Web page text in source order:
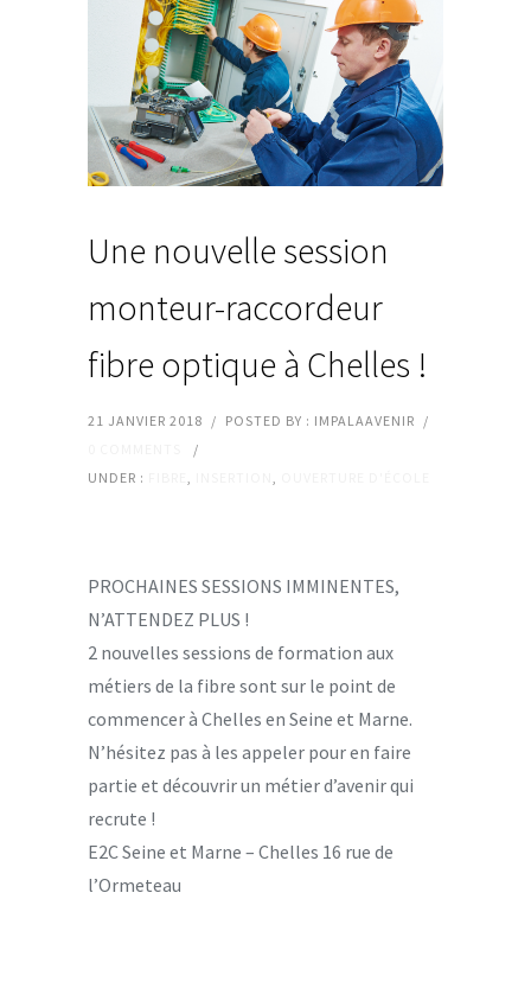
Une nouvelle session
monteur-raccordeur
fibre optique à Chelles !
21 JANVIER 2018 / POSTED BY : IMPALAAVENIR /
/
UNDER :
PROCHAINES SESSIONS IMMINENTES,
N’ATTENDEZ PLUS !
2 nouvelles sessions de formation aux
métiers de la fibre sont sur le point de
commencer à Chelles en Seine et Marne.
N’hésitez pas à les appeler pour en faire
partie et découvrir un métier d’avenir qui
recrute !
E2C Seine et Marne – Chelles 16 rue de
l’Ormeteau